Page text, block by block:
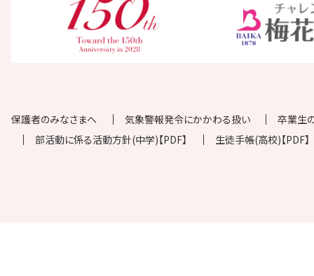
保護者のみなさまへ 気象警報発令にかかわる扱い
卒業生
部活動に係る活動方針(中学)【PDF】
生徒手帳(高校)【PDF】